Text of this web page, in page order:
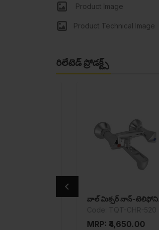
Product Image
Product Technical Image
రిలేటెడ్ ప్రోడక్ట్స్
వాల్ మిక్సర్ నాన్-టెలిఫోనిక్ షవర్ సిస్టమ్
MRP: ₹4,650.00